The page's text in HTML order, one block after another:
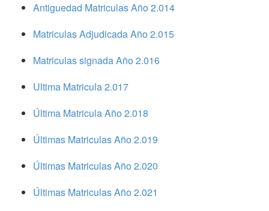
Antiguedad Matriculas Año 2.014
Matriculas Adjudicada Año 2.015
Matriculas signada Año 2.016
Ultima Matricula 2.017
Última Matricula Año 2.018
Últimas Matriculas Año 2.019
Últimas Matriculas Año 2.020
Últimas Matriculas Año 2.021